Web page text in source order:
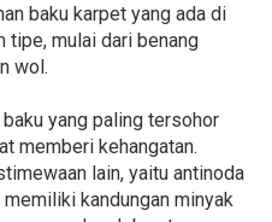
baku karpet yang ada di
tipe, mulai dari benang
wol.
yang paling tersohor
memberi kehangatan.
lain, yaitu antinoda
kandungan minyak